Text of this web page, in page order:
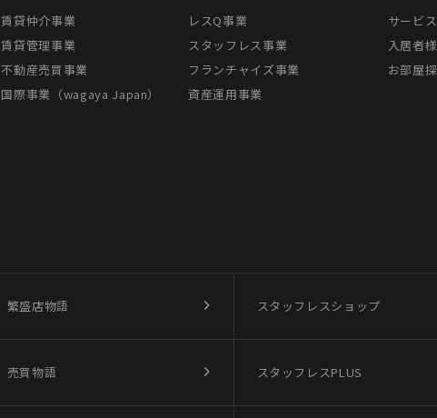
賃貸仲介事業
賃貸管理事業
不動産売買事業
国際事業（wagaya Japan）
レスQ事業
スタッフレス事業
フランチャイズ事業
資産運用事業
サービ
入居者
お部屋
繁盛店物語 スタッフレスショップ
売買物語 スタッフレスPLUS